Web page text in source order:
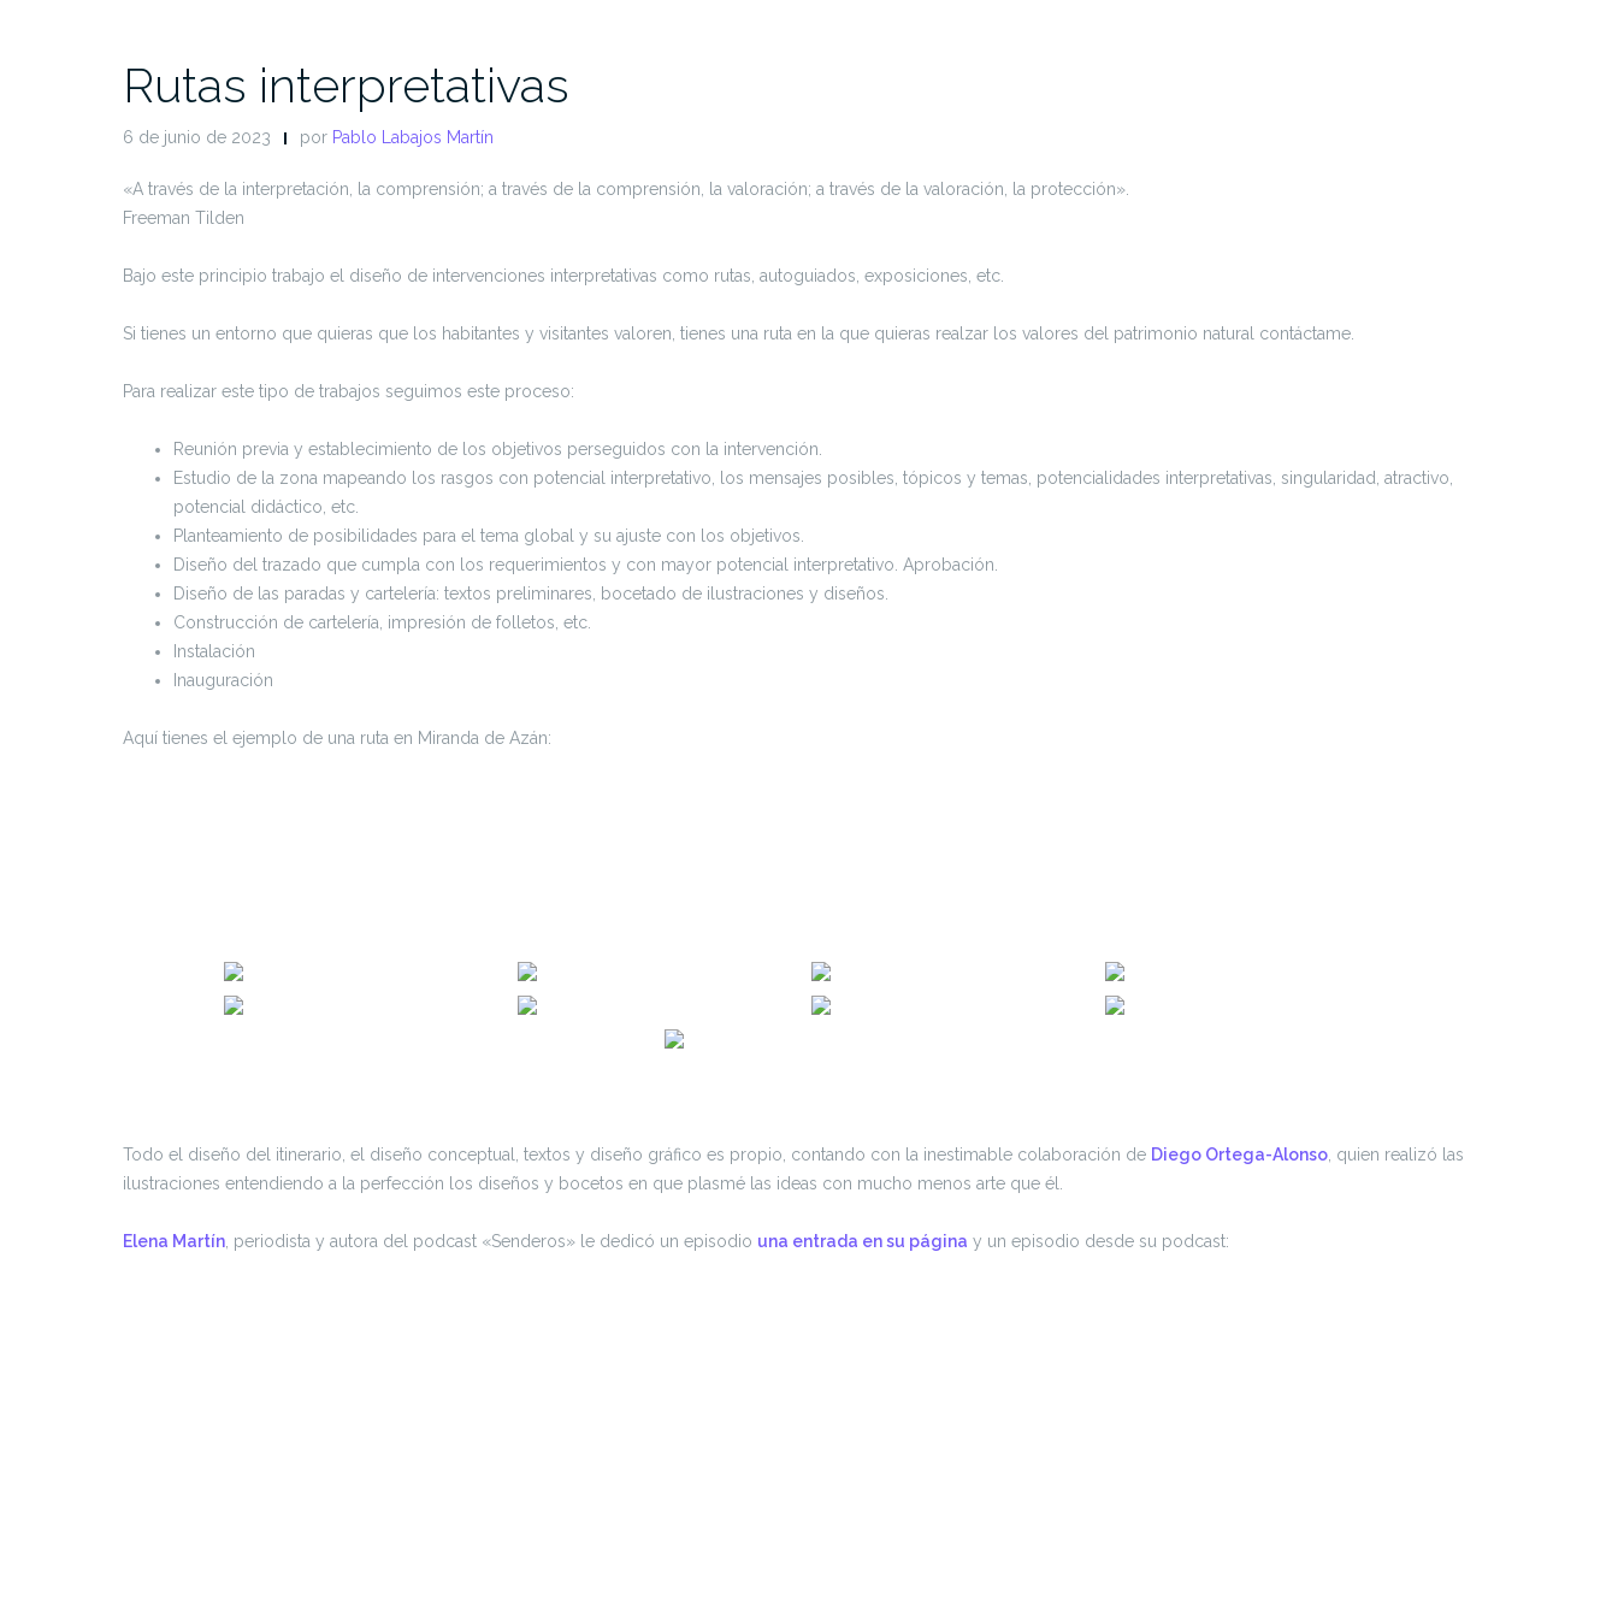
Rutas interpretativas
6 de junio de 2023 por Pablo Labajos Martín
«A través de la interpretación, la comprensión; a través de la comprensión, la valoración; a través de la valoración, la protección».
Freeman Tilden
Bajo este principio trabajo el diseño de intervenciones interpretativas como rutas, autoguiados, exposiciones, etc.
Si tienes un entorno que quieras que los habitantes y visitantes valoren, tienes una ruta en la que quieras realzar los valores del patrimonio natural contáctame.
Para realizar este tipo de trabajos seguimos este proceso:
Reunión previa y establecimiento de los objetivos perseguidos con la intervención.
Estudio de la zona mapeando los rasgos con potencial interpretativo, los mensajes posibles, tópicos y temas, potencialidades interpretativas, singularidad, atractivo,
potencial didáctico, etc.
Planteamiento de posibilidades para el tema global y su ajuste con los objetivos.
Diseño del trazado que cumpla con los requerimientos y con mayor potencial interpretativo. Aprobación.
Diseño de las paradas y cartelería: textos preliminares, bocetado de ilustraciones y diseños.
Construcción de cartelería, impresión de folletos, etc.
Instalación
Inauguración
Aquí tienes el ejemplo de una ruta en Miranda de Azán:
Todo el diseño del itinerario, el diseño conceptual, textos y diseño gráfico es propio, contando con la inestimable colaboración de Diego Ortega-Alonso , quien realizó las
ilustraciones entendiendo a la perfección los diseños y bocetos en que plasmé las ideas con mucho menos arte que él.
Elena Martín , periodista y autora del podcast «Senderos» le dedicó un episodio una entrada en su página y un episodio desde su podcast: